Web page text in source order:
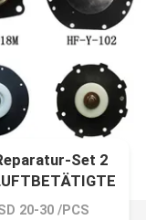
Set 2
20-30 /PCS